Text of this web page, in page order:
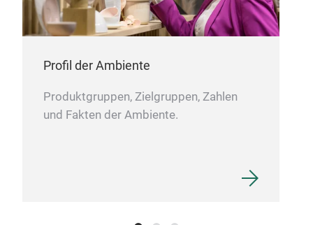
Profil der Ambiente
Produktgruppen, Zielgruppen, Zahlen
und Fakten der Ambiente.